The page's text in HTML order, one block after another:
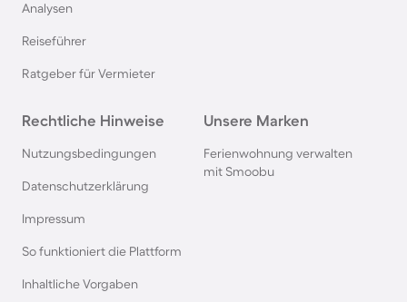
Analysen
Reiseführer
Ratgeber für Vermieter
Rechtliche Hinweise
Nutzungsbedingungen
Datenschutzerklärung
Impressum
So funktioniert die Plattform
Inhaltliche Vorgaben
Unsere Marken
Ferienwohnung verwalten
mit Smoobu